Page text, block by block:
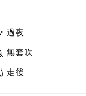
過夜
無套吹
走後